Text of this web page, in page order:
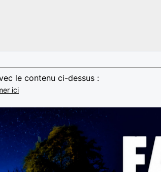
le contenu ci-dessus :
ici